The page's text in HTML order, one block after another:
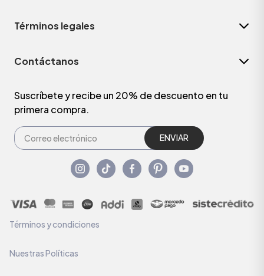
Términos legales
Contáctanos
Suscríbete y recibe un 20% de descuento en tu
primera compra.
ENVIAR
Términos y condiciones
Nuestras Políticas